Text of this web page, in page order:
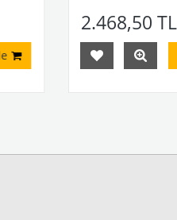
2.468,50 TL